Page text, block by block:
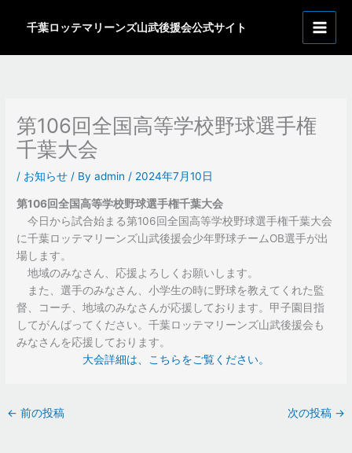
千葉ロッテマリーンズ山武後援会公式サイト
第106回全国高等学校野球選手権
千葉大会
/ お知らせ / Byadmin/ 2024年7月10日
第106回全国高等学校野球選手権千葉大会
今日から試合始まる第106回全国高等学校野球選手権千葉大会
に千葉ロッテマリーンズ山武後援会少年野球チームOB選手が出
場します。
地域のみなさん、応援よろしくお願いします。
また、選手のみなさん、小学生の時に野球を教えてくれた監
督、コーチ、地域のみなさんが応援しております。甲子園目指
してがんばってください。千葉ロッテマリーンズ山武後援会も
みなさんを応援しております。
大会詳細は、こちらをご覧ください。
← 前の投稿 次の投稿 →
ー